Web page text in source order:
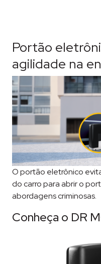
Portão
agilidade na
O portão eletrônico
do carro para abrir o
abordagens criminosas.
Conheça o DR